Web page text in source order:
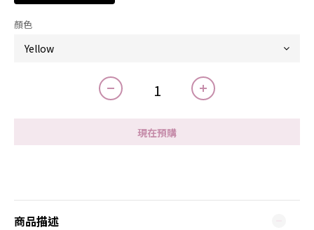
顏色
現在預購
商品描述